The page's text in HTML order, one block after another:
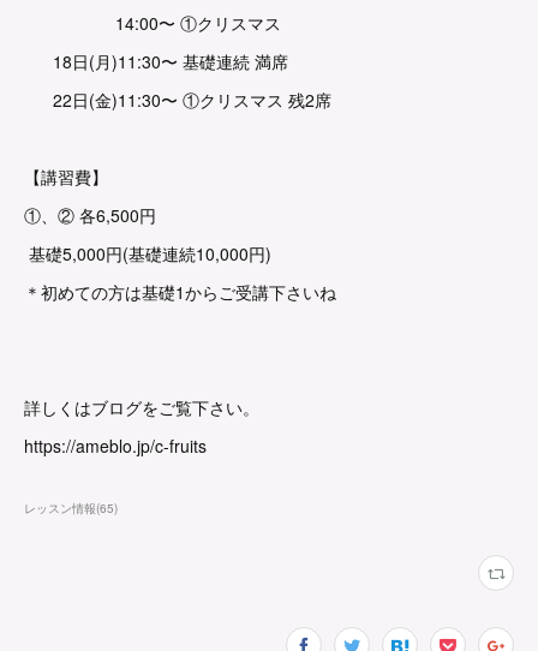
14:00〜 ①クリスマス
18日(月)11:30〜 基礎連続 満席
22日(金)11:30〜 ①クリスマス 残2席
【講習費】
①、② 各6,500円
基礎5,000円(基礎連続10,000円)
＊初めての方は基礎1からご受講下さいね
詳しくはブログをご覧下さい。
https://ameblo.jp/c-fruits
レッスン情報(65)